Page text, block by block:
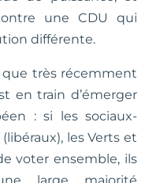
une CDU qui
différente.
que très récemment
en train d’émerger
: si les sociaux-
les Verts et
voter ensemble, ils